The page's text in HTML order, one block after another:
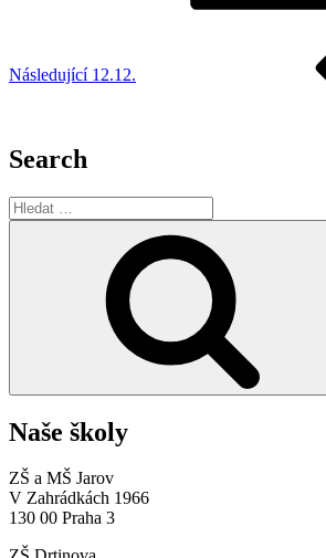
Následující 12.12.
Search
Hledat:
Naše školy
ZŠ a MŠ Jarov
V Zahrádkách 1966
130 00 Praha 3